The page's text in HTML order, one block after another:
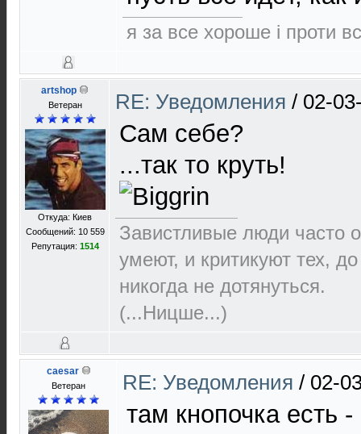
я за все хороше і проти
artshop
Ветеран
Откуда: Киев
Сообщений: 10 559
Репутация: 1514
RE: Уведомления / 02-
Сам себе?
...так то круть!
Завистливые люди часто
умеют, и критикуют тех,
никогда не дотянуться.
(...Ницше...)
caesar
Ветеран RE: Уведомления / 02-
там кнопочка есть